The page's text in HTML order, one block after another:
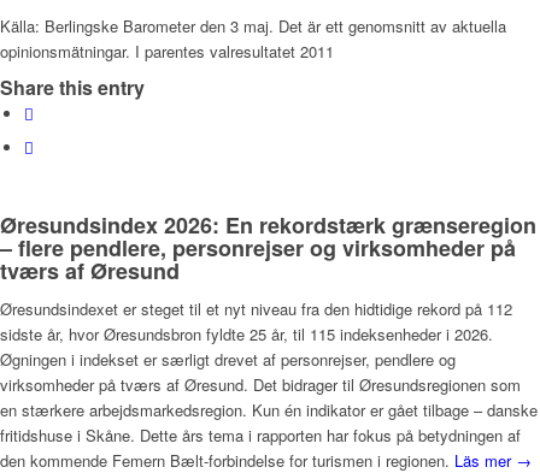
Källa: Berlingske Barometer den 3 maj. Det är ett genomsnitt av aktuella
opinionsmätningar. I parentes valresultatet 2011
Share this entry
Øresundsindex 2026: En rekordstærk grænseregion
– flere pendlere, personrejser og virksomheder på
tværs af Øresund
Øresundsindexet er steget til et nyt niveau fra den hidtidige rekord på 112
sidste år, hvor Øresundsbron fyldte 25 år, til 115 indeksenheder i 2026.
Øgningen i indekset er særligt drevet af personrejser, pendlere og
virksomheder på tværs af Øresund. Det bidrager til Øresundsregionen som
en stærkere arbejdsmarkedsregion. Kun én indikator er gået tilbage – danske
fritidshuse i Skåne. Dette års tema i rapporten har fokus på betydningen af
den kommende Femern Bælt-forbindelse for turismen i regionen. Läs mer →